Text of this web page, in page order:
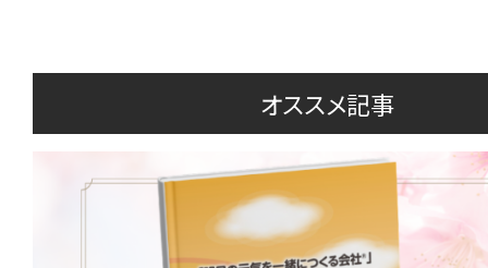
オススメ記事